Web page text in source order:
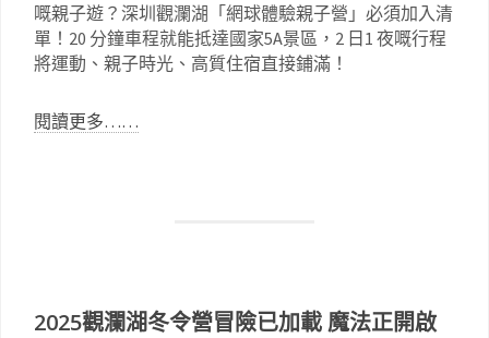
嘅親子遊？深圳觀瀾湖「網球體驗親子營」必須加入清
單！20 分鐘車程就能抵達國家5A景區，2 日1 夜嘅行程
將運動、親子時光、高質住宿直接鋪滿！
閱讀更多……
2025觀瀾湖冬令營冒險已加載 魔法正開啟